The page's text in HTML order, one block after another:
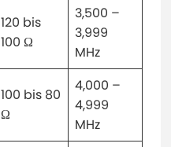
120 bis
100 Ω
3,500 –
3,999
MHz
100 bis 80
Ω
4,000 –
4,999
MHz